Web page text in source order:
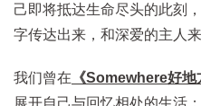
己即将抵达生命尽头的此刻
字传达出来，和深爱的主人
我们曾在 《Somewhere好地
展开自己与回忆相处的生活